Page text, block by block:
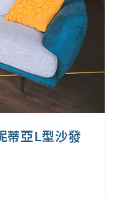
蒂亞L型沙發